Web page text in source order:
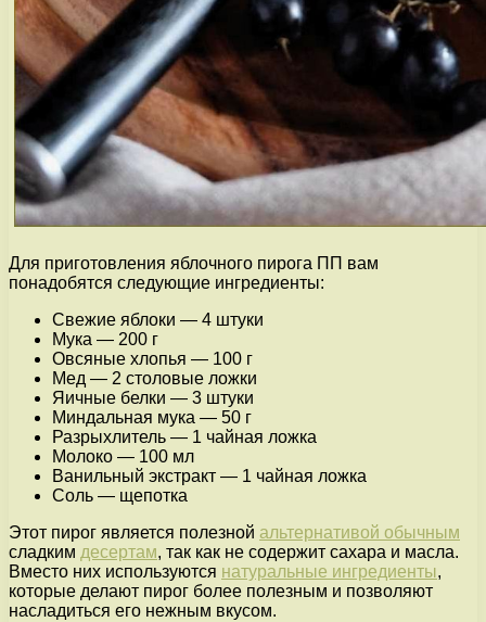
Для приготовления яблочного пирога ПП вам
понадобятся следующие ингредиенты:
Свежие яблоки — 4 штуки
Мука — 200 г
Овсяные хлопья — 100 г
Мед — 2 столовые ложки
Яичные белки — 3 штуки
Миндальная мука — 50 г
Разрыхлитель — 1 чайная ложка
Молоко — 100 мл
Ванильный экстракт — 1 чайная ложка
Соль — щепотка
Этот пирог является полезной альтернативой обычным
сладким десертам, так как не содержит сахара и масла.
Вместо них используются натуральные ингредиенты,
которые делают пирог более полезным и позволяют
насладиться его нежным вкусом.